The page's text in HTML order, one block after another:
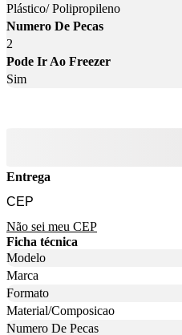
Plástico/ Polipropileno
Numero De Pecas
2
Pode Ir Ao Freezer
Sim
Entrega
Não sei meu CEP
Ficha técnica
Modelo
Marca
Formato
Material/Composicao
Numero De Pecas